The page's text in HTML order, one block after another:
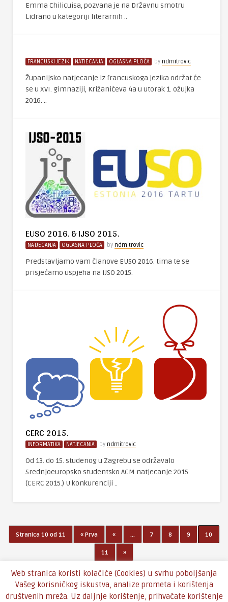
Emma Chilicuisa, pozvana je na Državnu smotru
Lidrano u kategoriji literarnih ..
FRANCUSKI JEZIK NATJECANJA OGLASNA PLOČA by ndmitrovic
Županijsko natjecanje iz francuskoga jezika održat će
se u XVI. gimnaziji, Križanićeva 4a u utorak 1. ožujka
2016. ..
EUSO 2016. & IJSO 2015.
NATJECANJA OGLASNA PLOČA by ndmitrovic
Predstavljamo vam članove EUSO 2016. tima te se
prisjećamo uspjeha na IJSO 2015.
CERC 2015.
INFORMATIKA NATJECANJA by ndmitrovic
Od 13. do 15. studenog u Zagrebu se održavalo
Srednjoeuropsko studentsko ACM natjecanje 2015
(CERC 2015.) U konkurenciji ..
Stranica 10 od 11 « Prva « ... 7 8 9 10
11 »
Web stranica koristi kolačiće (Cookies) u svrhu poboljšanja
Vašeg korisničkog iskustva, analize prometa i korištenja
društvenih mreža. Uz daljnje korištenje, prihvaćate korištenje